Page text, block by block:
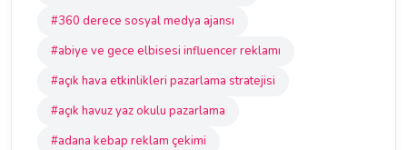
#360 derece sosyal medya ajansı
#abiye ve gece elbisesi influencer reklamı
#açık hava etkinlikleri pazarlama stratejisi
#açık havuz yaz okulu pazarlama
#adana kebap reklam çekimi